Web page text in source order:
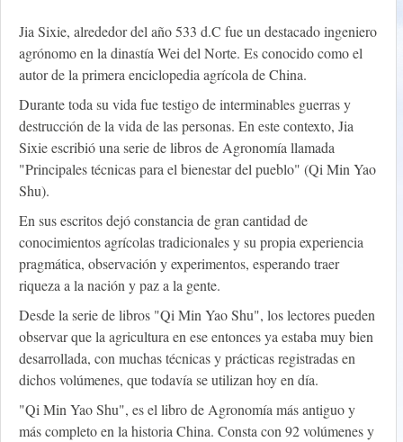
Jia Sixie, alrededor del año 533 d.C fue un destacado ingeniero
agrónomo en la dinastía Wei del Norte. Es conocido como el
autor de la primera enciclopedia agrícola de China.
Durante toda su vida fue testigo de interminables guerras y
destrucción de la vida de las personas. En este contexto, Jia
Sixie escribió una serie de libros de Agronomía llamada
"Principales técnicas para el bienestar del pueblo" (Qi Min Yao
Shu).
En sus escritos dejó constancia de gran cantidad de
conocimientos agrícolas tradicionales y su propia experiencia
pragmática, observación y experimentos, esperando traer
riqueza a la nación y paz a la gente.
Desde la serie de libros "Qi Min Yao Shu", los lectores pueden
observar que la agricultura en ese entonces ya estaba muy bien
desarrollada, con muchas técnicas y prácticas registradas en
dichos volúmenes, que todavía se utilizan hoy en día.
"Qi Min Yao Shu", es el libro de Agronomía más antiguo y
más completo en la historia China. Consta con 92 volúmenes y